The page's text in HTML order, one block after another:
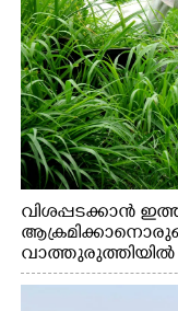
വിശപ്പടക്കാൻ
വാത്തുരുത്തിയിൽ